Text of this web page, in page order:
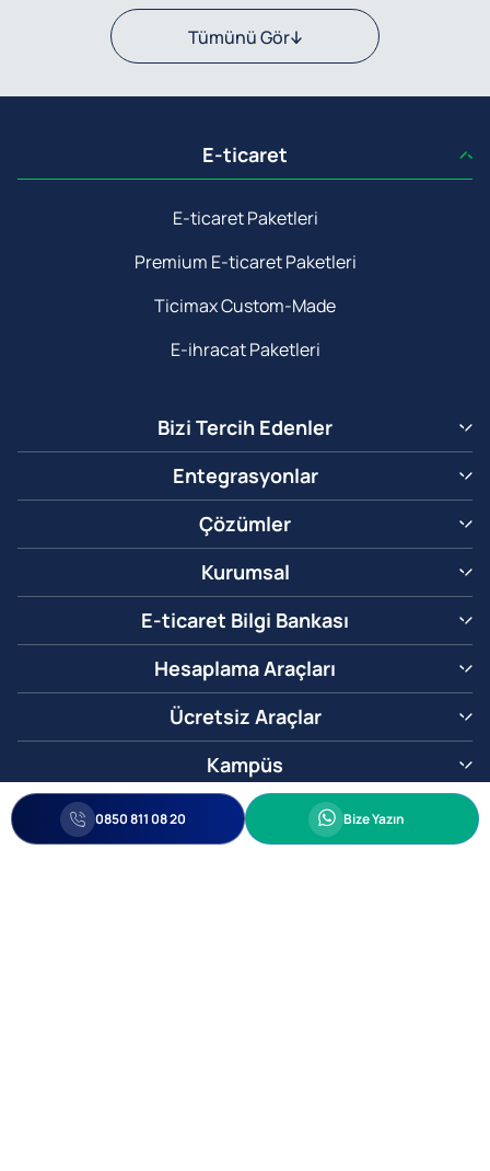
Tümünü Gör
E-ticaret
E-ticaret Paketleri
Premium E-ticaret Paketleri
Ticimax Custom-Made
E-ihracat Paketleri
Bizi Tercih Edenler
Entegrasyonlar
Çözümler
Kurumsal
E-ticaret Bilgi Bankası
Hesaplama Araçları
Ücretsiz Araçlar
Kampüs
0850 811 08 20 Whatsapp
Bize Yazın
0850 811 08 20